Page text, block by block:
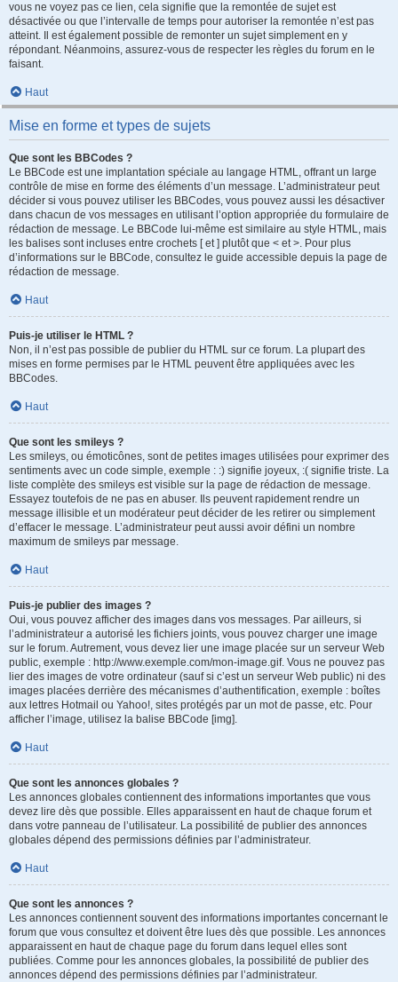
vous ne voyez pas ce lien, cela signifie que la remontée de sujet est
désactivée ou que l’intervalle de temps pour autoriser la remontée n’est pas
atteint. Il est également possible de remonter un sujet simplement en y
répondant. Néanmoins, assurez-vous de respecter les règles du forum en le
faisant.
Haut
Mise en forme et types de sujets
Que sont les BBCodes ?
Le BBCode est une implantation spéciale au langage HTML, offrant un large
contrôle de mise en forme des éléments d’un message. L’administrateur peut
décider si vous pouvez utiliser les BBCodes, vous pouvez aussi les désactiver
dans chacun de vos messages en utilisant l’option appropriée du formulaire de
rédaction de message. Le BBCode lui-même est similaire au style HTML, mais
les balises sont incluses entre crochets [ et ] plutôt que < et >. Pour plus
d’informations sur le BBCode, consultez le guide accessible depuis la page de
rédaction de message.
Haut
Puis-je utiliser le HTML ?
Non, il n’est pas possible de publier du HTML sur ce forum. La plupart des
mises en forme permises par le HTML peuvent être appliquées avec les
BBCodes.
Haut
Que sont les smileys ?
Les smileys, ou émoticônes, sont de petites images utilisées pour exprimer des
sentiments avec un code simple, exemple : :) signifie joyeux, :( signifie triste. La
liste complète des smileys est visible sur la page de rédaction de message.
Essayez toutefois de ne pas en abuser. Ils peuvent rapidement rendre un
message illisible et un modérateur peut décider de les retirer ou simplement
d’effacer le message. L’administrateur peut aussi avoir défini un nombre
maximum de smileys par message.
Haut
Puis-je publier des images ?
Oui, vous pouvez afficher des images dans vos messages. Par ailleurs, si
l’administrateur a autorisé les fichiers joints, vous pouvez charger une image
sur le forum. Autrement, vous devez lier une image placée sur un serveur Web
public, exemple : http://www.exemple.com/mon-image.gif. Vous ne pouvez pas
lier des images de votre ordinateur (sauf si c’est un serveur Web public) ni des
images placées derrière des mécanismes d’authentification, exemple : boîtes
aux lettres Hotmail ou Yahoo!, sites protégés par un mot de passe, etc. Pour
afficher l’image, utilisez la balise BBCode [img].
Haut
Que sont les annonces globales ?
Les annonces globales contiennent des informations importantes que vous
devez lire dès que possible. Elles apparaissent en haut de chaque forum et
dans votre panneau de l’utilisateur. La possibilité de publier des annonces
globales dépend des permissions définies par l’administrateur.
Haut
Que sont les annonces ?
Les annonces contiennent souvent des informations importantes concernant le
forum que vous consultez et doivent être lues dès que possible. Les annonces
apparaissent en haut de chaque page du forum dans lequel elles sont
publiées. Comme pour les annonces globales, la possibilité de publier des
annonces dépend des permissions définies par l’administrateur.